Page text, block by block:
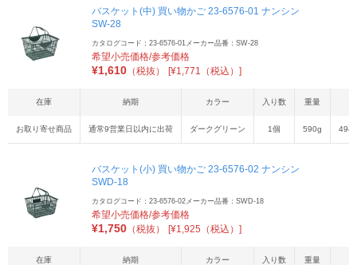
バスケット(中) 買い物かご 23-6576-01 ナンシン
SW-28
カタログコード：23-6576-01メーカー品番：SW-28
希望小売価格/参考価格
¥1,610 （税抜） [¥1,771（税込）]
在庫 納期 カラー 入り数 重量
お取り寄せ商品 通常9営業日以内に出荷 ダークグリーン 1個 590g
バスケット(小) 買い物かご 23-6576-02 ナンシン
SWD-18
カタログコード：23-6576-02メーカー品番：SWD-18
希望小売価格/参考価格
¥1,750 （税抜） [¥1,925（税込）]
在庫 納期 カラー 入り数 重量